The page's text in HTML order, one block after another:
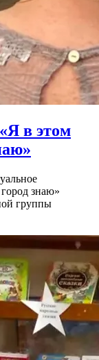
в этом
знаю»
группы